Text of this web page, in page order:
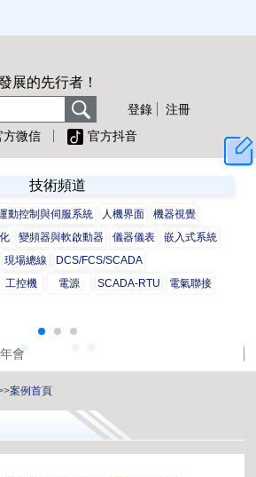
展的先行者！
登錄
注冊
方微信 官方抖音
技術頻道
動控制與伺服系統 人機界面
機器視覺
變頻器與軟啟動器 儀器儀表
嵌入式系統
現場總線
DCS/FCS/SCADA
工控機 電源 SCADA-RTU
電氣聯接
案例首頁